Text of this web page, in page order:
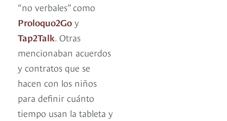
“no verbales” como
Proloquo2Go y
Tap2Talk. Otras
mencionaban acuerdos
y contratos que se
hacen con los niños
para definir cuánto
tiempo usan la tableta y